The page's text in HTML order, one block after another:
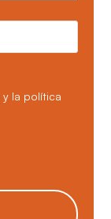
y la política